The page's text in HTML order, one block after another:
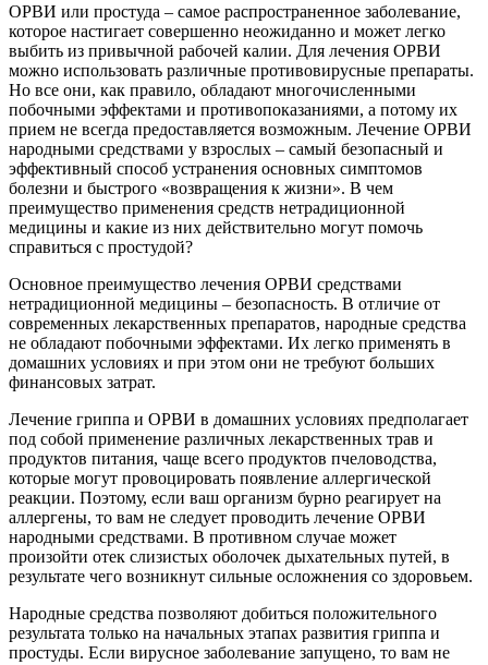
ОРВИ или простуда – самое распространенное заболевание,
которое настигает совершенно неожиданно и может легко
выбить из привычной рабочей калии. Для лечения ОРВИ
можно использовать различные противовирусные препараты.
Но все они, как правило, обладают многочисленными
побочными эффектами и противопоказаниями, а потому их
прием не всегда предоставляется возможным. Лечение ОРВИ
народными средствами у взрослых – самый безопасный и
эффективный способ устранения основных симптомов
болезни и быстрого «возвращения к жизни». В чем
преимущество применения средств нетрадиционной
медицины и какие из них действительно могут помочь
справиться с простудой?
Основное преимущество лечения ОРВИ средствами
нетрадиционной медицины – безопасность. В отличие от
современных лекарственных препаратов, народные средства
не обладают побочными эффектами. Их легко применять в
домашних условиях и при этом они не требуют больших
финансовых затрат.
Лечение гриппа и ОРВИ в домашних условиях предполагает
под собой применение различных лекарственных трав и
продуктов питания, чаще всего продуктов пчеловодства,
которые могут провоцировать появление аллергической
реакции. Поэтому, если ваш организм бурно реагирует на
аллергены, то вам не следует проводить лечение ОРВИ
народными средствами. В противном случае может
произойти отек слизистых оболочек дыхательных путей, в
результате чего возникнут сильные осложнения со здоровьем.
Народные средства позволяют добиться положительного
результата только на начальных этапах развития гриппа и
простуды. Если вирусное заболевание запущено, то вам не